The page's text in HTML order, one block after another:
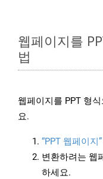
웹페이지를
법
웹페이지를 PPT 형
요.
“PPT 웹페이지”
변환하려는 웹
하세요.